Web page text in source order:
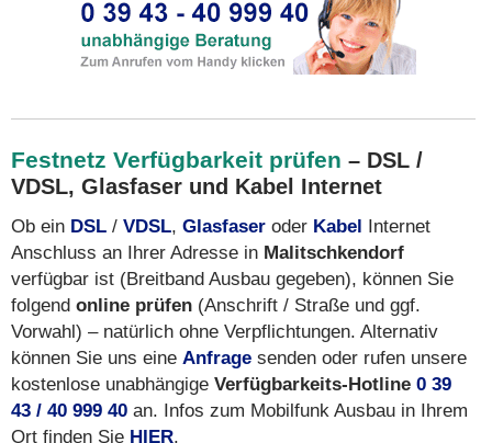
Festnetz Verfügbarkeit prüfen – DSL /
VDSL, Glasfaser und Kabel Internet
Ob ein DSL / VDSL, Glasfaser oder Kabel Internet
Anschluss an Ihrer Adresse in Malitschkendorf
verfügbar ist (Breitband Ausbau gegeben), können Sie
folgend online prüfen (Anschrift / Straße und ggf.
Vorwahl) – natürlich ohne Verpflichtungen. Alternativ
können Sie uns eine Anfrage senden oder rufen unsere
kostenlose unabhängige Verfügbarkeits-Hotline 0 39
43 / 40 999 40 an. Infos zum Mobilfunk Ausbau in Ihrem
Ort finden Sie HIER.